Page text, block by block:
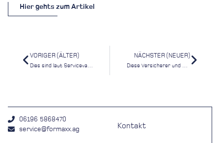
Hier gehts zum Artikel
VORIGER (ÄLTER) NÄCHSTER (NEUER)
06196 5868470
service@formaxx.ag
Kontakt